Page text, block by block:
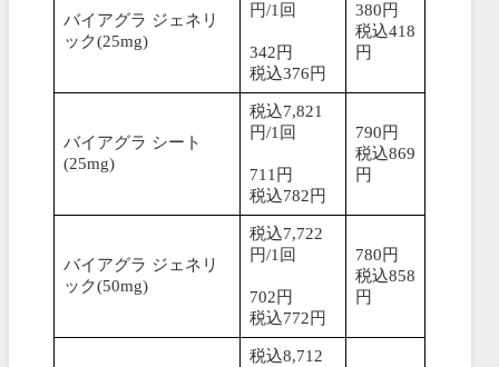
バイアグラ ジェネリ
ック(25mg)
円/1回
342円
税込376円
380円
税込418
円
バイアグラ シート
(25mg)
税込7,821
円/1回
711円
税込782円
790円
税込869
円
バイアグラ ジェネリ
ック(50mg)
税込7,722
円/1回
702円
税込772円
780円
税込858
円
税込8,712